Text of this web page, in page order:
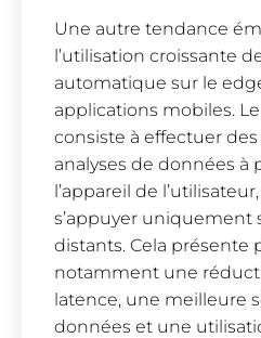
Une autre tendance
l’utilisation croissante
automatique sur le
applications mobiles.
consiste à effectuer
analyses de données à
l’appareil de
s’appuyer uniquement
distants. Cela présente
notamment une
latence, une meilleure
données et une